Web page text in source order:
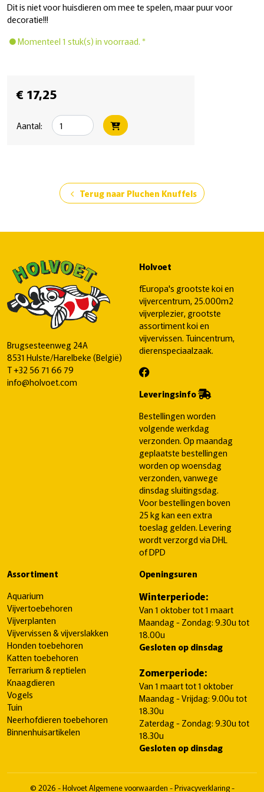
Dit is niet voor huisdieren om mee te spelen, maar puur voor
decoratie!!!
Momenteel 1 stuk(s) in voorraad. *
€ 17,25
Aantal:
chevron_left Terug naar Pluchen Knuffels
Brugsesteenweg 24A
8531 Hulste/Harelbeke (België)
T+32 56 71 66 79
info@holvoet.com
Holvoet
fEuropa's grootste koi en
vijvercentrum, 25.000m2
vijverplezier, grootste
assortiment koi en
vijvervissen. Tuincentrum,
dierenspeciaalzaak.
Leveringsinfo
Bestellingen worden
volgende werkdag
verzonden. Op maandag
geplaatste bestellingen
worden op woensdag
verzonden, vanwege
dinsdag sluitingsdag.
Voor bestellingen boven
25 kg kan een extra
toeslag gelden. Levering
wordt verzorgd via DHL
of DPD
Assortiment
Aquarium
Vijvertoebehoren
Vijverplanten
Vijvervissen & vijverslakken
Honden toebehoren
Katten toebehoren
Terrarium & reptielen
Knaagdieren
Vogels
Tuin
Neerhofdieren toebehoren
Binnenhuisartikelen
Openingsuren
Winterperiode:
Van 1 oktober tot 1 maart
Maandag - Zondag: 9.30u tot
18.00u
Gesloten op dinsdag
Zomerperiode:
Van 1 maart tot 1 oktober
Maandag - Vrijdag: 9.00u tot
18.30u
Zaterdag - Zondag: 9.30u tot
18.30u
Gesloten op dinsdag
© 2026 - HolvoetAlgemene voorwaarden -Privacyverklaring-